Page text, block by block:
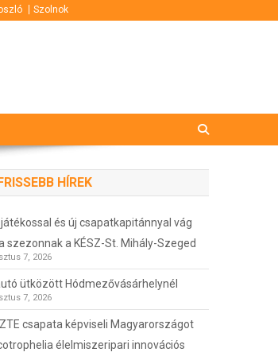
Szolnok
HÍREK
és új csapatkapitánnyal vág
szezonnak a KÉSZ-St. Mihály-Szeged
7, 2026
ütközött Hódmezővásárhelynél
7, 2026
csapata képviseli Magyarországot
élelmiszeripari innovációs